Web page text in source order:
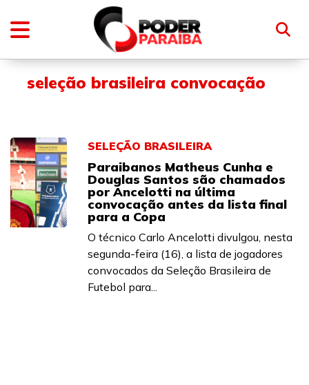
seleção brasileira convocação
SELEÇÃO BRASILEIRA
Paraibanos Matheus Cunha e
Douglas Santos são chamados
por Ancelotti na última
convocação antes da lista final
para a Copa
O técnico Carlo Ancelotti divulgou, nesta
segunda-feira (16), a lista de jogadores
convocados da Seleção Brasileira de
Futebol para...